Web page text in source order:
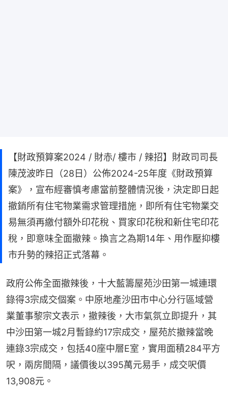
【財政預算案2024 / 財赤/ 樓市 / 辣招】財政司司長
陳茂波昨日（28日）公佈2024-25年度《財政預算
案》，宣布經審慎考慮當前整體情況後，決定即日起
撤銷所有住宅物業需求管理措施，即所有住宅物業交
易無須再繳付額外印花稅、買家印花稅和新住宅印花
稅，即意味全面撤辣。換言之為期14年、用作壓抑樓
市升勢的辣招正式落幕。
政府公佈全面撤辣後，十大藍籌屋苑沙田第一城連環
錄得3宗成交個案。中原地產沙田市中心分行區域營
業董事黎宗文表示，撤辣後，大市氣氛立即提升，其
中沙田第一城2月暫錄約17宗成交，屋苑於撤辣當晚
連錄3宗成交，包括40座中層E室，實用面積284平方
呎，兩房間隔，議價後以395萬元易手，成交呎價
13,908元。